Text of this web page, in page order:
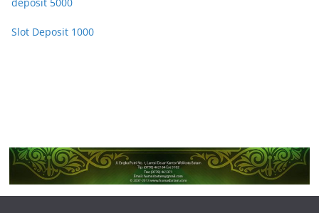
deposit 5000
Slot Deposit 1000